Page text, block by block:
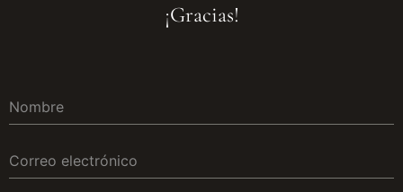
¡Gracias!